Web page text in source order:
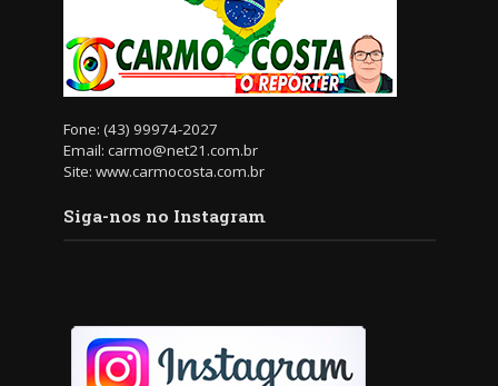
Fone: (43) 99974-2027
Email: carmo@net21.com.br
Site: www.carmocosta.com.br
Siga-nos no Instagram